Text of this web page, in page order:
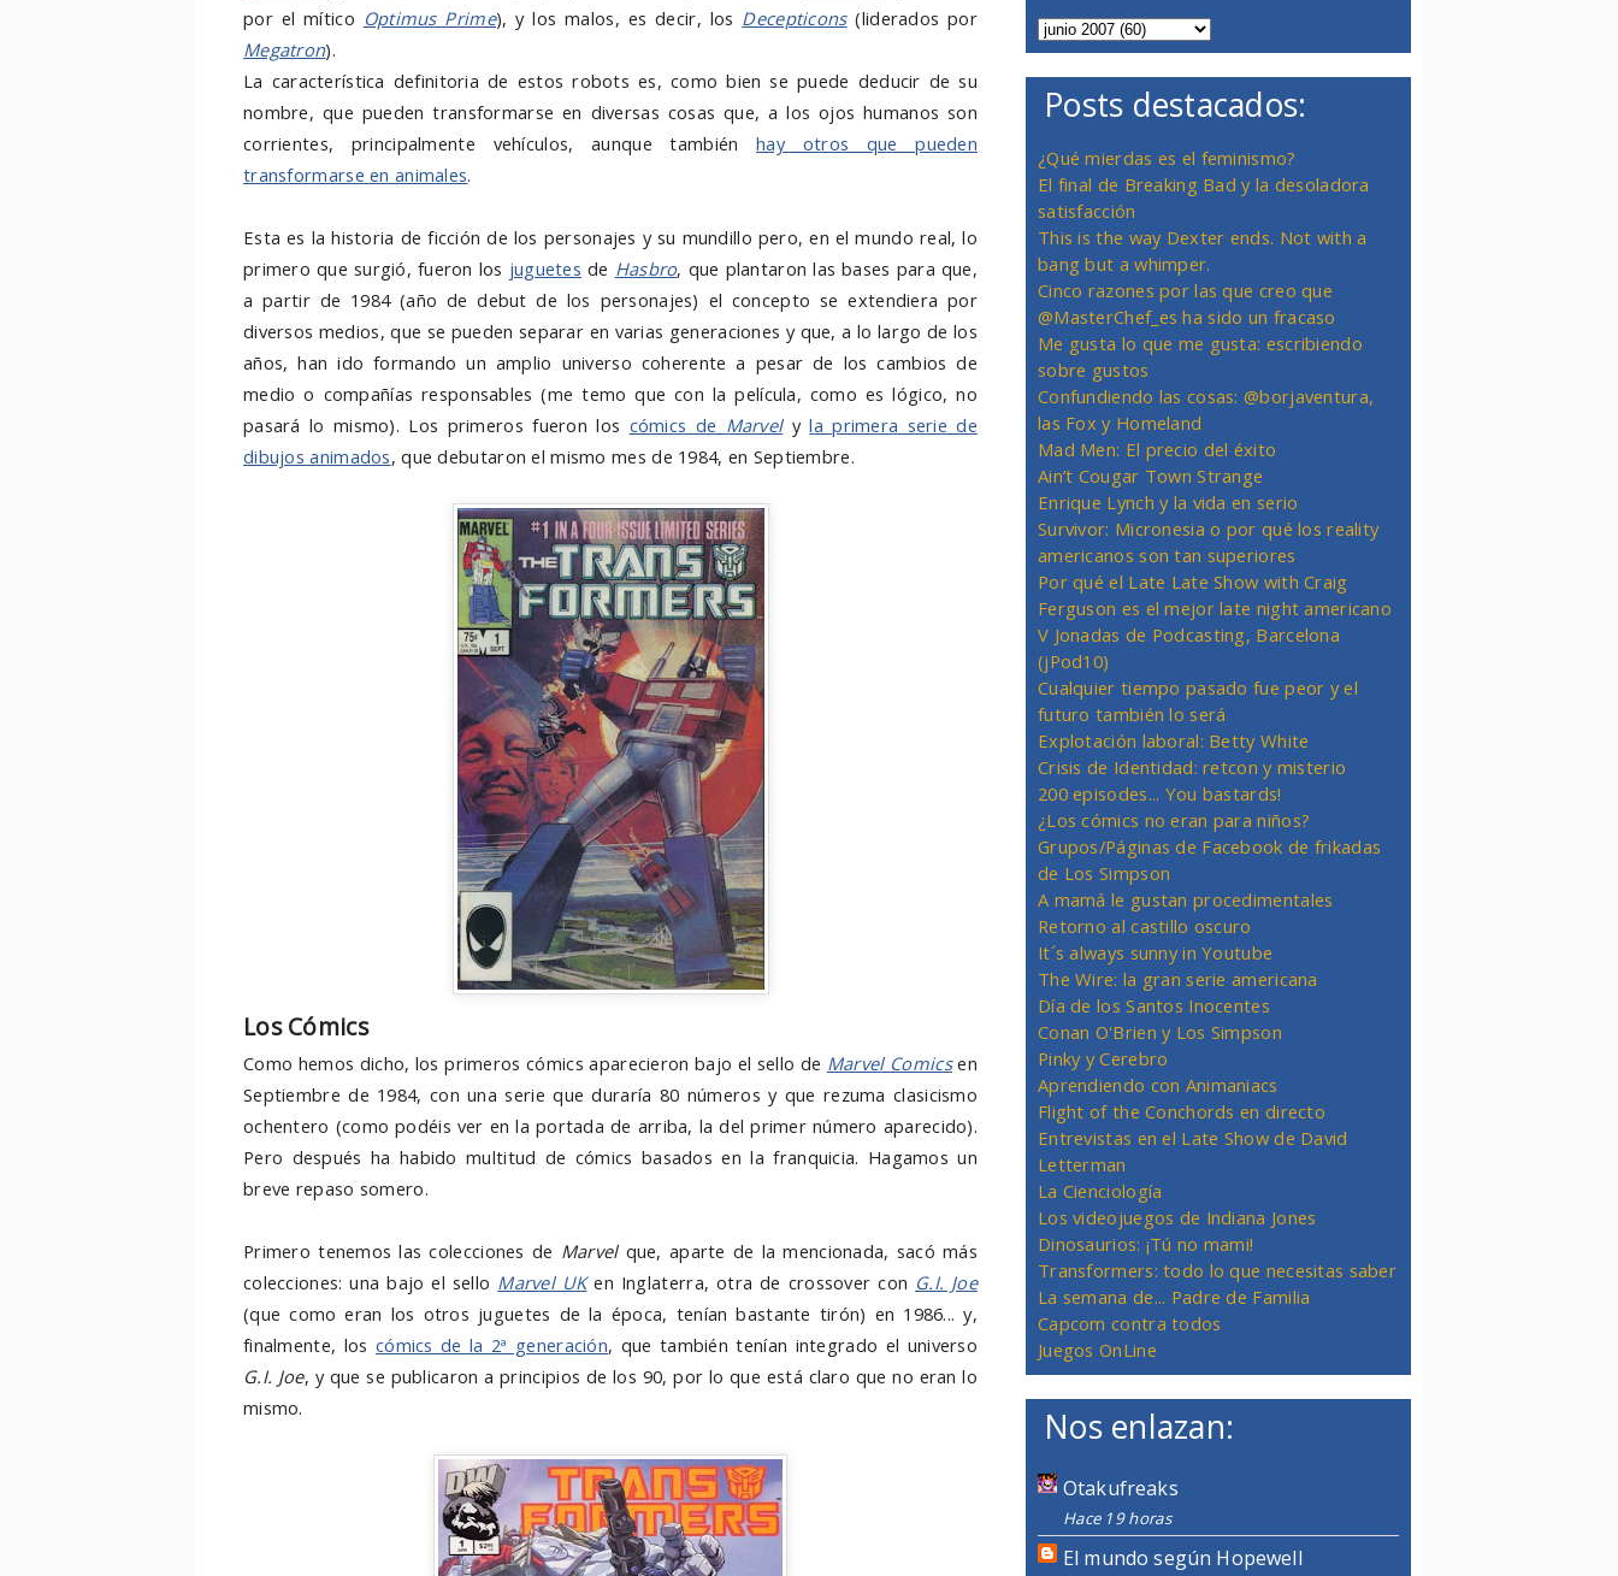
por el mítico Optimus Prime), y los malos, es decir, los Decepticons(liderados por
Megatron).
La característica definitoria de estos robots es, como bien se puede deducir de su
nombre, que pueden transformarse en diversas cosas que, a los ojos humanos son
corrientes, principalmente vehículos, aunque tambiénhay otros que pueden
transformarse en animales.
Esta es la historia de ficción de los personajes y su mundillo pero, en el mundo real, lo
primero que surgió, fueron los juguetes de Hasbro, que plantaron las bases para que,
a partir de 1984 (año de debut de los personajes) el concepto se extendiera por
diversos medios, que se pueden separar en varias generaciones y que, a lo largo de los
años, han ido formando un amplio universo coherente a pesar de los cambios de
medio o compañías responsables (me temo que con la película, como es lógico, no
pasará lo mismo). Los primeros fueron los cómics de Marvelyla primera serie de
dibujos animados, que debutaron el mismo mes de 1984, en Septiembre.
Los Cómics
Como hemos dicho, los primeros cómics aparecieron bajo el sello de Marvel Comicsen
Septiembre de 1984, con una serie que duraría 80 números y que rezuma clasicismo
ochentero (como podéis ver en la portada de arriba, la del primer número aparecido).
Pero después ha habido multitud de cómics basados en la franquicia. Hagamos un
breve repaso somero.
Primero tenemos las colecciones de Marvelque, aparte de la mencionada, sacó más
colecciones: una bajo el sello Marvel UKen Inglaterra, otra de crossover con G.I. Joe
(que como eran los otros juguetes de la época, tenían bastante tirón) en 1986... y,
finalmente, los cómics de la 2ª generación, que también tenían integrado el universo
G.I. Joe, y que se publicaron a principios de los 90, por lo que está claro que no eran lo
mismo.
Posts destacados:
¿Qué mierdas es el feminismo?
El final de Breaking Bad y la desoladora
satisfacción
This is the way Dexter ends. Not with a
bang but a whimper.
Cinco razones por las que creo que
@MasterChef_es ha sido un fracaso
Me gusta lo que me gusta: escribiendo
sobre gustos
Confundiendo las cosas: @borjaventura,
las Fox y Homeland
Mad Men: El precio del éxito
Ain’t Cougar Town Strange
Enrique Lynch y la vida en serio
Survivor: Micronesia o por qué los reality
americanos son tan superiores
Por qué el Late Late Show with Craig
Ferguson es el mejor late night americano
V Jonadas de Podcasting, Barcelona
(jPod10)
Cualquier tiempo pasado fue peor y el
futuro también lo será
Explotación laboral: Betty White
Crisis de Identidad: retcon y misterio
200 episodes... You bastards!
¿Los cómics no eran para niños?
Grupos/Páginas de Facebook de frikadas
de Los Simpson
A mamá le gustan procedimentales
Retorno al castillo oscuro
It´s always sunny in Youtube
The Wire: la gran serie americana
Día de los Santos Inocentes
Conan O'Brien y Los Simpson
Pinky y Cerebro
Aprendiendo con Animaniacs
Flight of the Conchords en directo
Entrevistas en el Late Show de David
Letterman
La Cienciología
Los videojuegos de Indiana Jones
Dinosaurios: ¡Tú no mami!
Transformers: todo lo que necesitas saber
La semana de... Padre de Familia
Capcom contra todos
Juegos OnLine
Nos enlazan:
Otakufreaks
Hace 19 horas
El mundo según Hopewell